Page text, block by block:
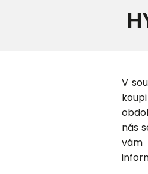
V
nás
vám